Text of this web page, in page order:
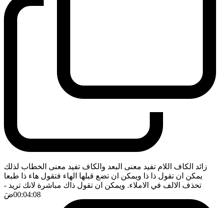
زائد الكاف اللام تفيد معنى البعد والكاف تفيد معنى الخطاب لذلك
يمكن ان تقول ذا ذا ويمكن ان تضع قبلها الهاء فتقول هاء ذا طبعا
تحذف الالف في الاملاء. ويمكن ان تقول ذاك مباشرة لانك تريد -
00:04:08ضَ